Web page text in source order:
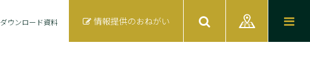
ダウンロード資料 情報提供のおねがい